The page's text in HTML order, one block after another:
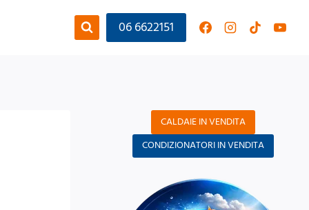
06 6622151
CALDAIE IN VENDITA
CONDIZIONATORI IN VENDITA